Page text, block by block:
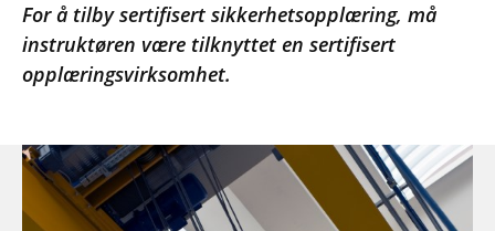
For å tilby sertifisert sikkerhetsopplæring, må
instruktøren være tilknyttet en sertifisert
opplæringsvirksomhet.